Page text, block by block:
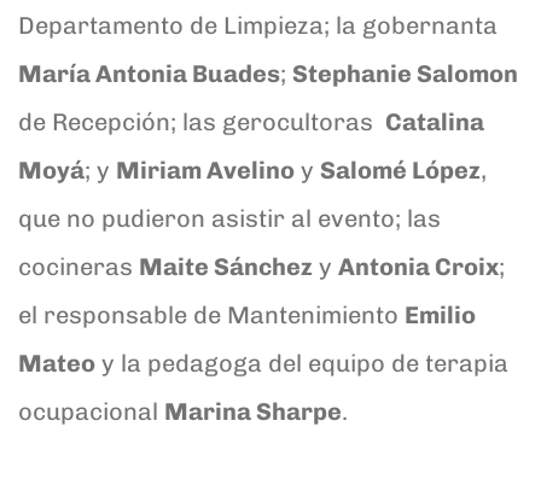
Departamento de Limpieza; la gobernanta
María Antonia Buades; Stephanie Salomon
de Recepción; las gerocultoras Catalina
Moyá; y Miriam Avelino y Salomé López,
que no pudieron asistir al evento; las
cocineras Maite Sánchez y Antonia Croix;
el responsable de Mantenimiento Emilio
Mateo y la pedagoga del equipo de terapia
ocupacional Marina Sharpe.